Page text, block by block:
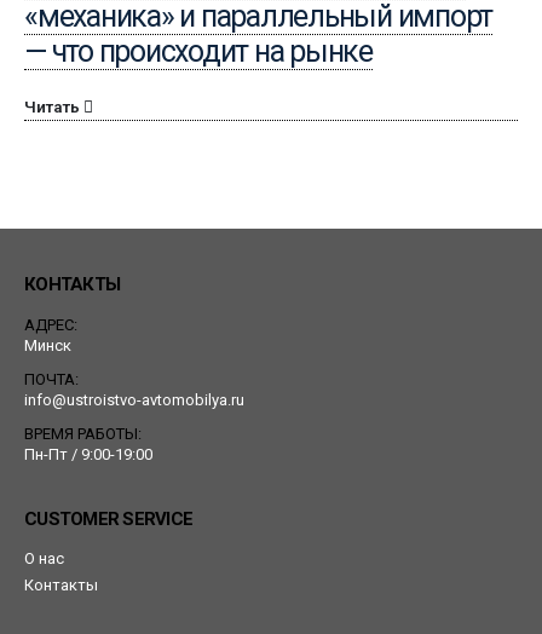
«механика» и параллельный импорт
— что происходит на рынке
Читать
КОНТАКТЫ
АДРЕС:
Минск
ПОЧТА:
info@ustroistvo-avtomobilya.ru
ВРЕМЯ РАБОТЫ:
Пн-Пт / 9:00-19:00
CUSTOMER SERVICE
О нас
Контакты